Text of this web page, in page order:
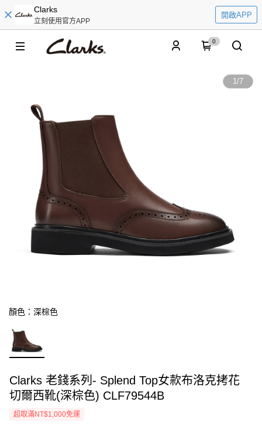
Clarks
立刻使用官方APP
開啟APP
0
1/7
顏色：深棕色
Clarks 老錢系列- Splend Top女款布洛克拷花
切爾西靴(深棕色) CLF79544B
超取滿NT$1,000免運